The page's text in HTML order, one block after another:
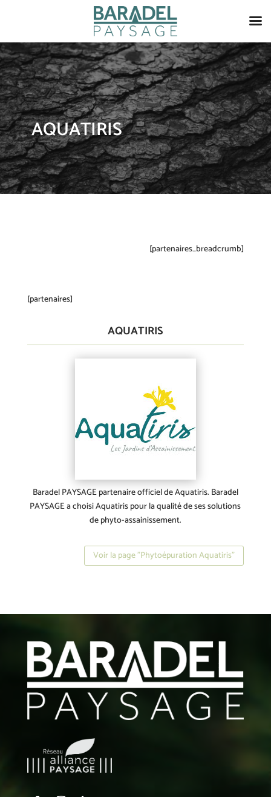
AQUATIRIS
[partenaires_breadcrumb]
[partenaires]
AQUATIRIS
Baradel PAYSAGE partenaire officiel de Aquatiris. Baradel
PAYSAGE a choisi Aquatiris pour la qualité de ses solutions
de phyto-assainissement.
Voir la page "Phytoépuration Aquatiris"